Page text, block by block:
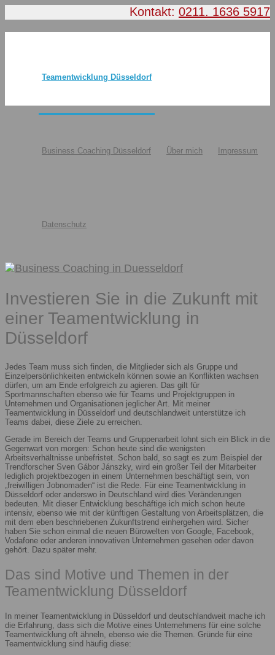
Kontakt: 0211. 1636 5917
Teamentwicklung Düsseldorf
Business Coaching Düsseldorf Über mich Impressum
Datenschutz
Investieren Sie in die Zukunft mit
einer Teamentwicklung in
Düsseldorf
Jedes Team muss sich finden, die Mitglieder sich als Gruppe und
Einzelpersönlichkeiten entwickeln können sowie an Konflikten wachsen
dürfen, um am Ende erfolgreich zu agieren. Das gilt für
Sportmannschaften ebenso wie für Teams und Projektgruppen in
Unternehmen und Organisationen jeglicher Art. Mit meiner
Teamentwicklung in Düsseldorf und deutschlandweit unterstütze ich
Teams dabei, diese Ziele zu erreichen.
Gerade im Bereich der Teams und Gruppenarbeit lohnt sich ein Blick in die
Gegenwart von morgen: Schon heute sind die wenigsten
Arbeitsverhältnisse unbefristet. Schon bald, so sagt es zum Beispiel der
Trendforscher Sven Gábor Jánszky, wird ein großer Teil der Mitarbeiter
lediglich projektbezogen in einem Unternehmen beschäftigt sein, von
„freiwilligen Jobnomaden“ ist die Rede. Für eine Teamentwicklung in
Düsseldorf oder anderswo in Deutschland wird dies Veränderungen
bedeuten. Mit dieser Entwicklung beschäftige ich mich schon heute
intensiv, ebenso wie mit der künftigen Gestaltung von Arbeitsplätzen, die
mit dem eben beschriebenen Zukunftstrend einhergehen wird. Sicher
haben Sie schon einmal die neuen Bürowelten von Google, Facebook,
Vodafone oder anderen innovativen Unternehmen gesehen oder davon
gehört. Dazu später mehr.
Das sind Motive und Themen in der
Teamentwicklung Düsseldorf
In meiner Teamentwicklung in Düsseldorf und deutschlandweit mache ich
die Erfahrung, dass sich die Motive eines Unternehmens für eine solche
Teamentwicklung oft ähneln, ebenso wie die Themen. Gründe für eine
Teamentwicklung sind häufig diese: